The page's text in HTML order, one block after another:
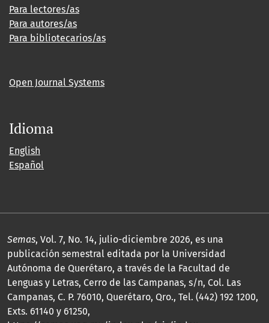
Para lectores/as
Para autores/as
Para bibliotecarios/as
Open Journal Systems
Idioma
English
Español
Semas, Vol. 7, No. 14, julio-diciembre 2026, es una
publicación semestral editada por la Universidad
Autónoma de Querétaro, a través de la Facultad de
Lenguas y Letras, Cerro de las Campanas, s/n, Col. Las
Campanas, C. P. 76010, Querétaro, Qro., Tel. (442) 192 1200,
Exts. 61140 y 61250,